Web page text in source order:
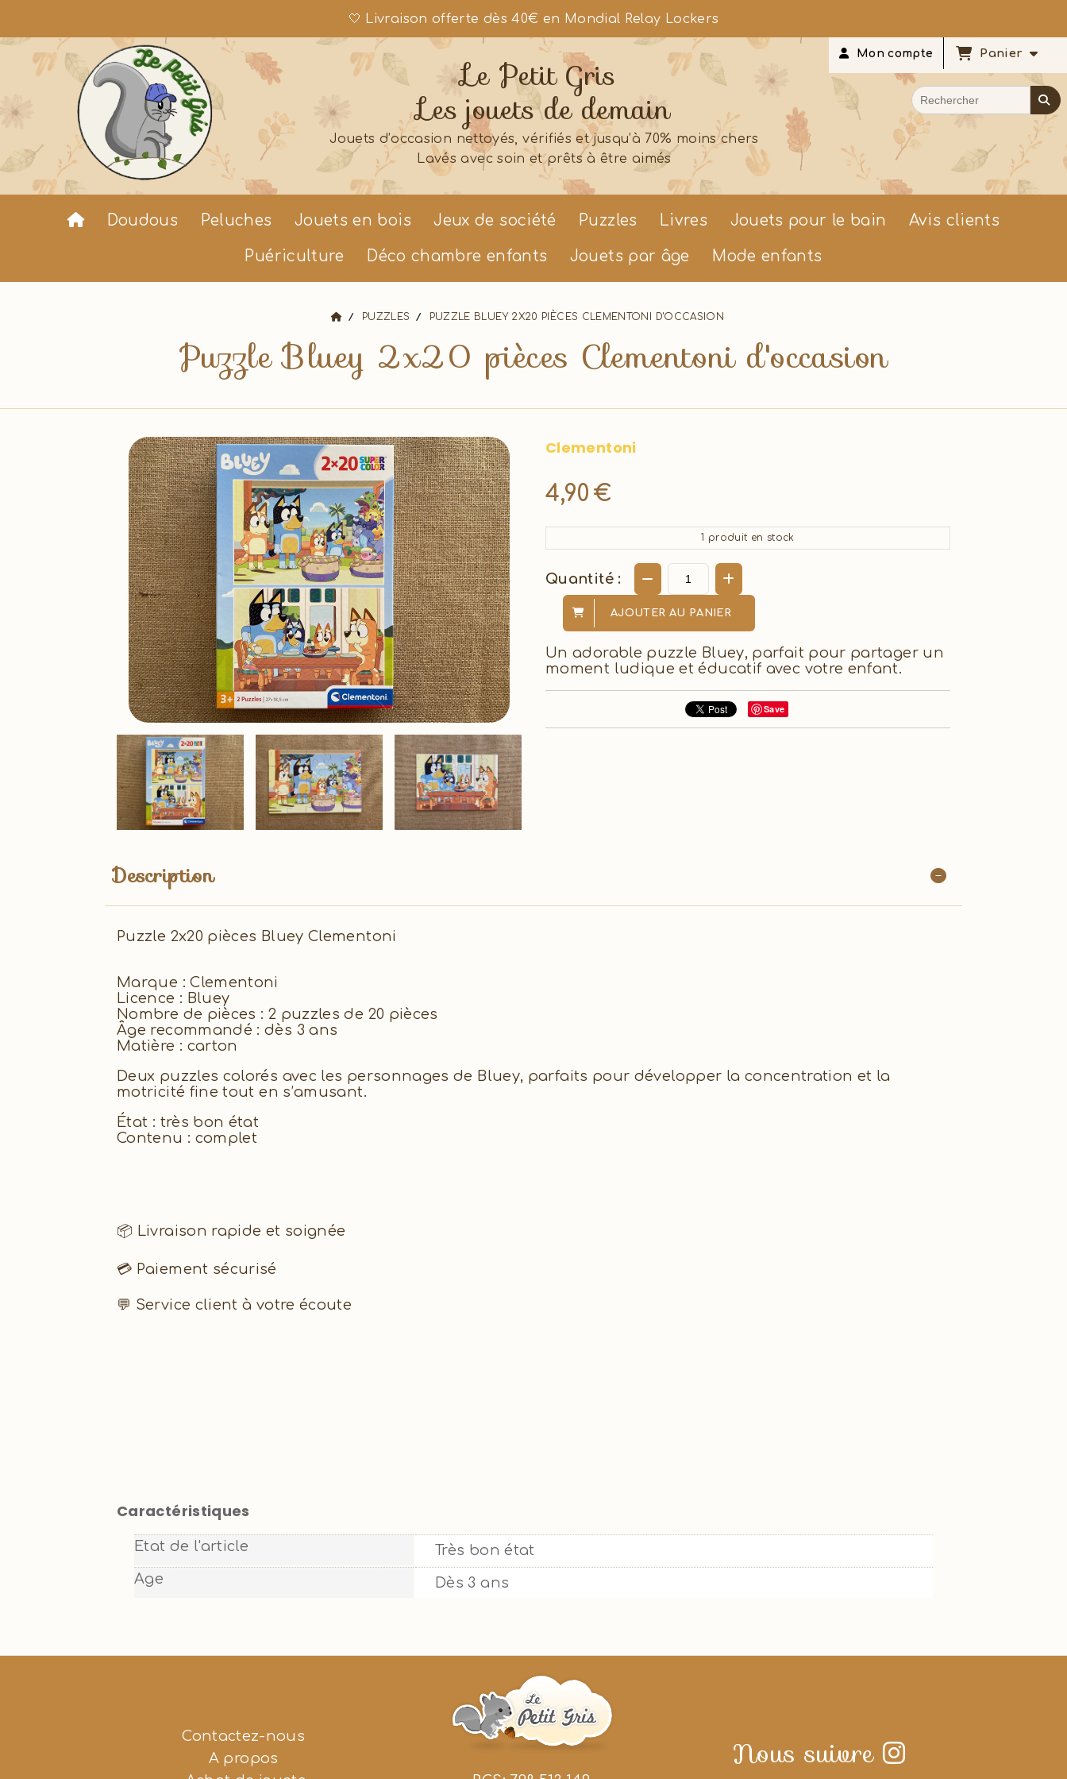
🤍 Livraison offerte dès 40€ en Mondial Relay Lockers
Le Petit Gris
Les jouets de demain
Jouets d’occasion nettoyés, vérifiés et jusqu’à 70% moins chers
Lavés avec soin et prêts à être aimés
Mon compte Panier
Doudous Peluches Jouets en bois Jeux de société Puzzles Livres Jouets pour le bain Avis clients
Puériculture Déco chambre enfants Jouets par âge Mode enfants
PUZZLES PUZZLE BLUEY 2X20 PIÈCES CLEMENTONI D'OCCASION
Puzzle Bluey 2x20 pièces Clementoni d'occasion
Clementoni
4,90 €
1 produit en stock
Quantité :
AJOUTER AU PANIER
Un adorable puzzle Bluey, parfait pour partager un
moment ludique et éducatif avec votre enfant.
Save
Description
Puzzle 2x20 pièces Bluey Clementoni
Marque : Clementoni
Licence : Bluey
Nombre de pièces : 2 puzzles de 20 pièces
Âge recommandé : dès 3 ans
Matière : carton
Deux puzzles colorés avec les personnages de Bluey, parfaits pour développer la concentration et la
motricité fine tout en s’amusant.
État : très bon état
Contenu : complet
📦 Livraison rapide et soignée
💳 Paiement sécurisé
💬 Service client à votre écoute
Caractéristiques
Etat de l'article
Très bon état
Age
Dès 3 ans
Contactez-nous
A propos
Nous suivre